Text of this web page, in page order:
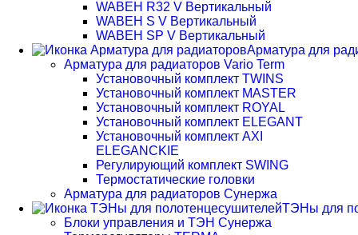
WABEH R32 V Вертикальный
WABEH S V Вертикальный
WABEH SP V Вертикальный
Арматура для
Арматура для радиаторов Vario Term
Установочный комплект TWINS
Установочный комплект MASTER
Установочный комплект ROYAL
Установочный комплект ELEGANT
Установочный комплект AXI
ELEGANCKIE
Регулирующий комплект SWING
Термостатические головки
Арматура для радиаторов Сунержа
ТЭНы для
Блоки управления и ТЭН Сунержа